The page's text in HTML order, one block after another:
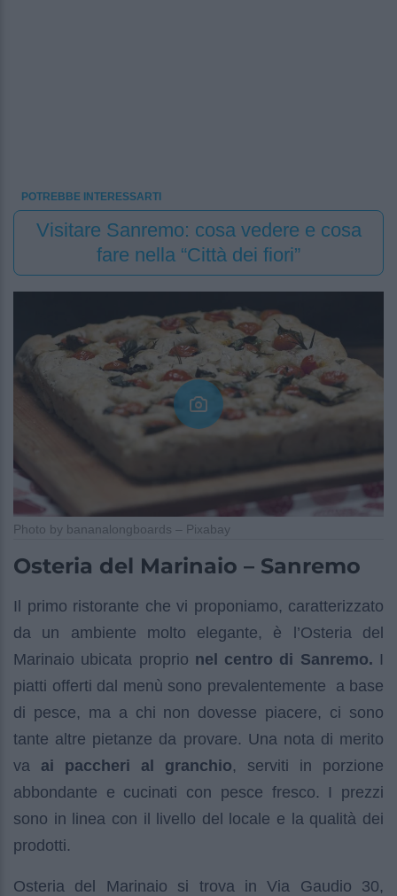
POTREBBE INTERESSARTI
Visitare Sanremo: cosa vedere e cosa
fare nella “Città dei fiori”
Photo by bananalongboards – Pixabay
Osteria del Marinaio – Sanremo
Il primo ristorante che vi proponiamo, caratterizzato
da un ambiente molto elegante, è l’Osteria del
Marinaio ubicata proprio nel centro di Sanremo. I
piatti offerti dal menù sono prevalentemente a base
di pesce, ma a chi non dovesse piacere, ci sono
tante altre pietanze da provare. Una nota di merito
va ai paccheri al granchio, serviti in porzione
abbondante e cucinati con pesce fresco. I prezzi
sono in linea con il livello del locale e la qualità dei
prodotti.
Osteria del Marinaio si trova in Via Gaudio 30,